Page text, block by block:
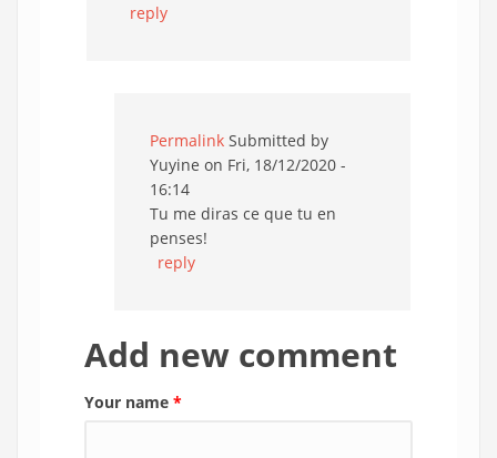
reply
Permalink Submitted by
Yuyine on Fri, 18/12/2020 -
16:14
Tu me diras ce que tu en
penses!
reply
Add new comment
Your name *